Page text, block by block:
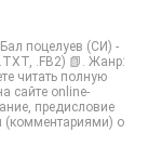
поцелуев (СИ) -
.FB2) 📗. Жанр:
читать полную
сайте online-
предисловие
(комментариями) о